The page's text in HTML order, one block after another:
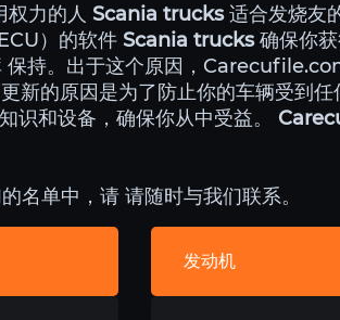
权力的人 Scania trucks适合发烧友
）的软件 Scania trucks确保你
持。出于这个原因，
新的原因是为了防止你的车辆受到任
和设备，确保你从中受益。
名单中，请 请随时与我们联系。
发动机